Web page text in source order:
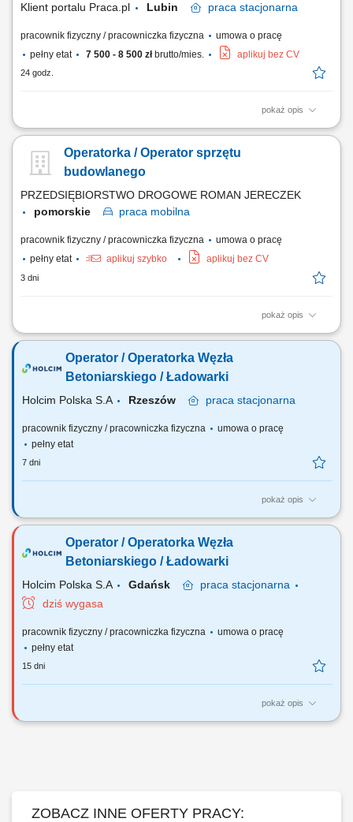
Klient portalu Praca.pl Lubin praca stacjonarna
pracownik fizyczny / pracowniczka fizyczna
umowa o pracę
pełny etat
7 500 - 8 500 złbrutto/mies. aplikuj bez CV
24 godz.
pokaż opis
Obsługa i nadzorowanie procesu produkcji mieszanki betonowej.
produkcji. Obsługa, konserwacja i bieżąca kontrola urządzeń
produkcyjnych. Sprawdzanie jakości przygotowanej mieszanki
Operatorka / Operator sprzętu
budowlanego
PRZEDSIĘBIORSTWO DROGOWE ROMAN JERECZEK
pomorskie
praca mobilna
pracownik fizyczny / pracowniczka fizyczna
umowa o pracę
pełny etat
aplikuj szybko aplikuj bez CV
3 dni
pokaż opis
Zakres obowiązków: obsługa równiarki przy realizacji robót drogowych i
technologicznymi, obsługa maszyny wyposażonej w system sterowania
3D Trimble Earthworks, kontrola prawidłowego wykonania
Operator / Operatorka Węzła
Betoniarskiego / Ładowarki
Holcim Polska S.A Rzeszów praca stacjonarna
pracownik fizyczny / pracowniczka fizyczna
umowa o pracę
pełny etat
7 dni
pokaż opis
Zakres obowiązków: Produkcja mieszanki betonowej. Obsługa
technicznym maszyn. Zapewnianie odpowiedniej ilości surowców do
produkcji. Nadzór nad dokumentacją dostaw. Inwentaryzacja surowców.
Operator / Operatorka Węzła
Betoniarskiego / Ładowarki
Holcim Polska S.A Gdańsk praca stacjonarna
dziś wygasa
pracownik fizyczny / pracowniczka fizyczna
umowa o pracę
pełny etat
15 dni
pokaż opis
Zakres obowiązków: Produkcja mieszanki betonowej. Obsługa
ZOBACZ INNE OFERTY PRACY: